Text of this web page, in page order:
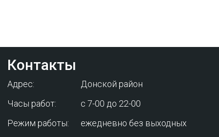
Контакты
Адрес:
Донской район
Часы работ:
с 7-00 до 22-00
Режим работы:
ежедневно без выходных